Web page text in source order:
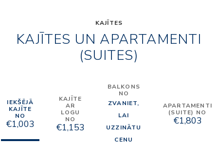
KAJĪTES
KAJĪTES UN APARTAMENTI
(SUITES)
IEKŠĒJĀ
KAJĪTE
NO
€1,003
KAJĪTE
AR
LOGU
NO
€1,153
BALKONS
NO
ZVANIET,
LAI
UZZINĀTU
CENU
APARTAMENTI
(SUITE) NO
€1,803